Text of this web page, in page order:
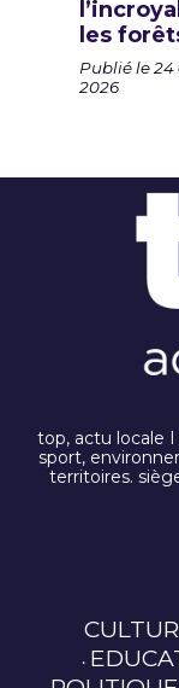
les
Publié le 24
2026
top, actu locale
sport,
territoires.